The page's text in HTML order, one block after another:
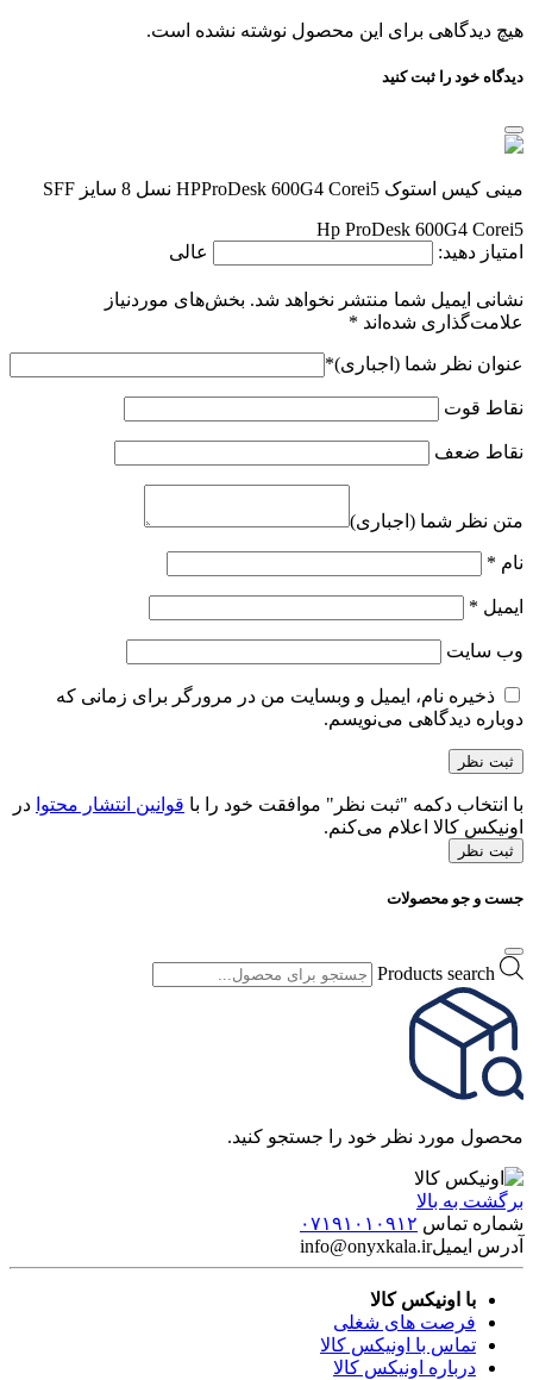
هیچ دیدگاهی برای این محصول نوشته نشده است.
دیدگاه خود را ثبت کنید
مینی کیس استوک HPProDesk 600G4 Corei5 نسل 8 سایز SFF
Hp ProDesk 600G4 Corei5
امتیاز دهید:
عالی
نشانی ایمیل شما منتشر نخواهد شد. بخش‌های موردنیاز
علامت‌گذاری شده‌اند *
عنوان نظر شما (اجباری)*
نقاط قوت
نقاط ضعف
متن نظر شما (اجباری)
نام *
ایمیل *
وب‌ سایت
ذخیره نام، ایمیل و وبسایت من در مرورگر برای زمانی که
دوباره دیدگاهی می‌نویسم.
با انتخاب دکمه "ثبت نظر" موافقت خود را با قوانین انتشار محتوا در
اونیکس کالا اعلام می‌کنم.
ثبت نظر
جست و جو محصولات
Products search
محصول مورد نظر خود را جستجو کنید.
برگشت به بالا
شماره تماس ۰۷۱۹۱۰۱۰۹۱۲
آدرس ایمیلinfo@onyxkala.ir
با اونیکس کالا
فرصت های شغلی
تماس با اونیکس کالا
درباره اونیکس کالا